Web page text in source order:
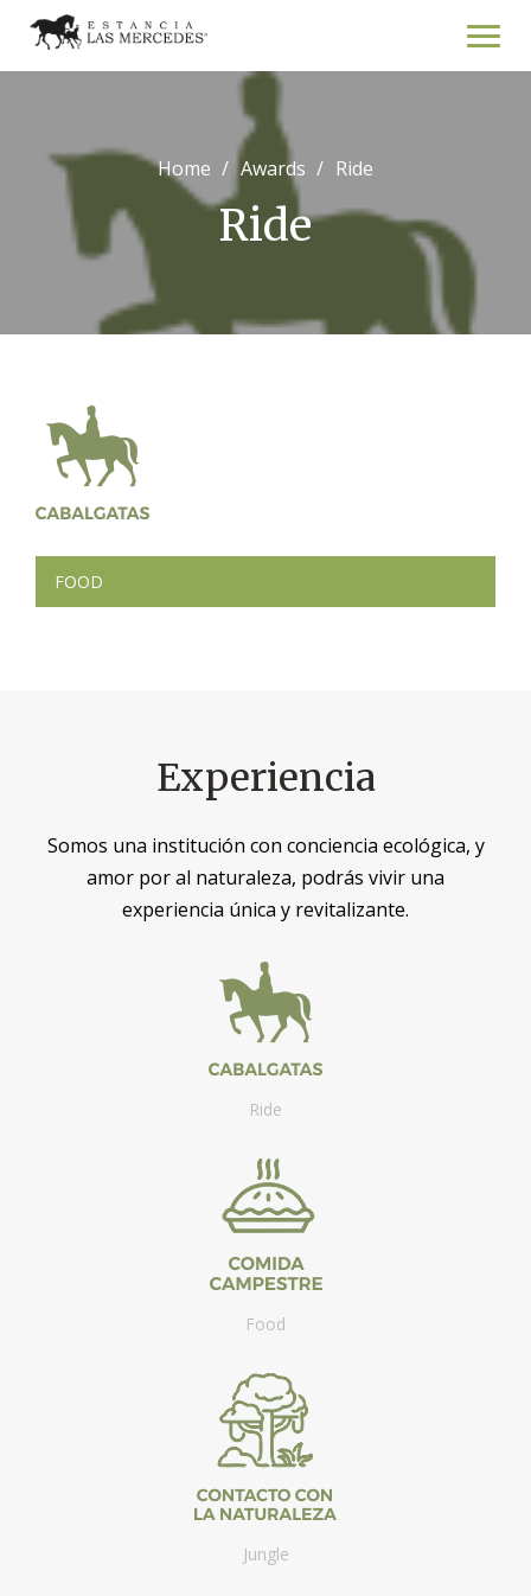
content
Home Awards Ride
Ride
Navegación
de
FOOD
Experiencia
Somos una institución con conciencia ecológica, y
amor por al naturaleza, podrás vivir una
experiencia única y revitalizante.
Ride
Food
Jungle